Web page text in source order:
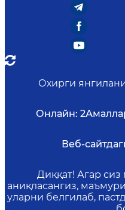
Охирги
Онлайн: 2
Веб-
Диққат! Агар сиз
аниқласангиз,
уларни белгилаб,